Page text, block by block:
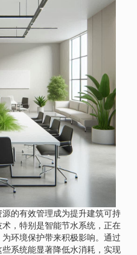
的有效管理成为提升建筑可持
，特别是智能节水系统，正在
环境保护带来积极影响。通过
系统能显著降低水消耗，实现